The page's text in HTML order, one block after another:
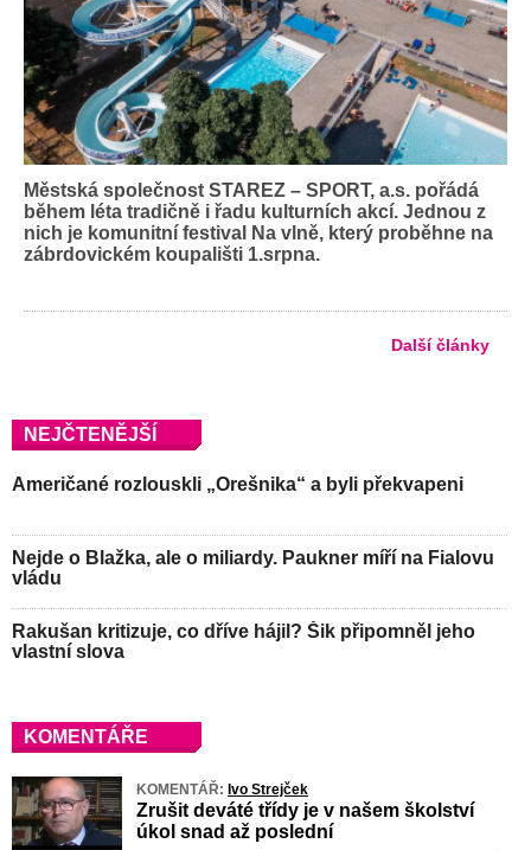
Městská společnost STAREZ – SPORT, a.s. pořádá
během léta tradičně i řadu kulturních akcí. Jednou z
nich je komunitní festival Na vlně, který proběhne na
zábrdovickém koupališti 1.srpna.
Další články
NEJČTENĚJŠÍ
Američané rozlouskli „Orešnika“ a byli překvapeni
Nejde o Blažka, ale o miliardy. Paukner míří na Fialovu
vládu
Rakušan kritizuje, co dříve hájil? Šik připomněl jeho
vlastní slova
KOMENTÁŘE
KOMENTÁŘ: Ivo Strejček
Zrušit deváté třídy je v našem školství
úkol snad až poslední